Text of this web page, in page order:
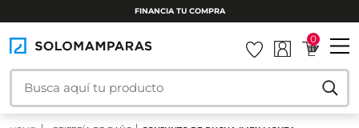
INSTALAMOS TU MAMPARA
0